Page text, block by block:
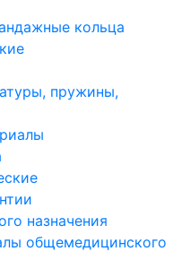
кольца
пружины,
назначения
общемедицинского